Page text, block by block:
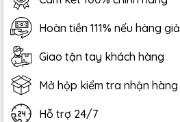
Hoàn tiền 111% nếu hàng giả
Giao tận tay khách hàng
Mở hộp kiểm tra nhận hàng
Hỗ trợ 24/7